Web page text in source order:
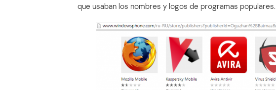
que usaban los nombres y logos de programas populares.